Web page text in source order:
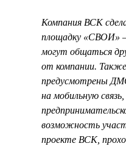
Компания ВСК
площадку «СВОИ»
могут общаться
от компании.
предусмотрены
на мобильную
возможность
проекте ВСК,